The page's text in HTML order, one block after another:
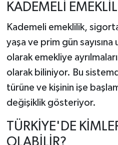
KADEMELİ
Kademeli emeklilik,
yaşa ve prim gün sayısına
olarak emekliye
olarak biliniyor. Bu
türüne ve kişinin işe
değişiklik gösteriyor.
TÜRKİYE'DE
OLABİLİR?